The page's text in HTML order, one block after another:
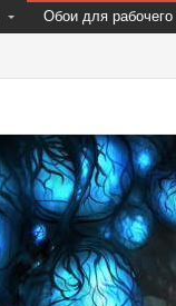
Обои для рабочего